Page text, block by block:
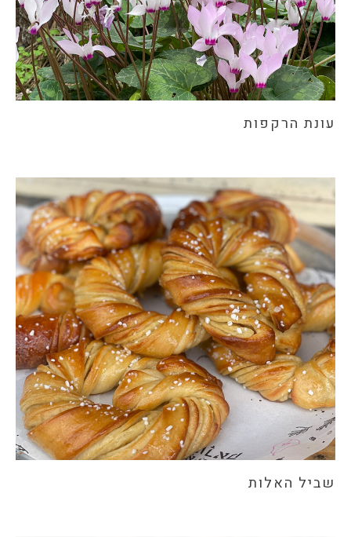
עונת הרקפות
שביל האלות